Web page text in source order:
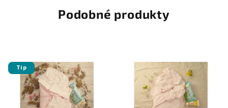
Podobné produkty
Tip